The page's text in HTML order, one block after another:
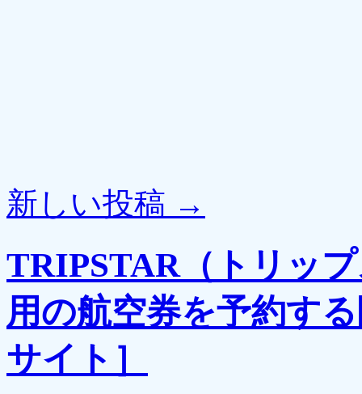
新しい投稿 →
TRIPSTAR（トリッ
用の航空券を予約す
サイト］